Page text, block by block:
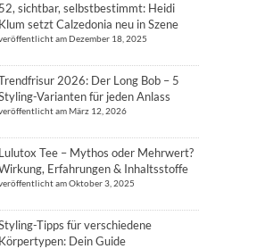
52, sichtbar, selbstbestimmt: Heidi
Klum setzt Calzedonia neu in Szene
am Dezember 18, 2025
2026: Der Long Bob – 5
Varianten für jeden Anlass
am März 12, 2026
Lulutox Tee – Mythos oder Mehrwert?
Erfahrungen & Inhaltsstoffe
am Oktober 3, 2025
Tipps für verschiedene
Körpertypen: Dein Guide